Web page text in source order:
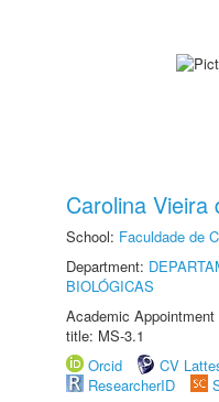
Carolina Vieira
School: Faculdade de
Department:
BIOLÓGICAS
Academic
title: MS-3.1
Orcid
CV
ResearcherID